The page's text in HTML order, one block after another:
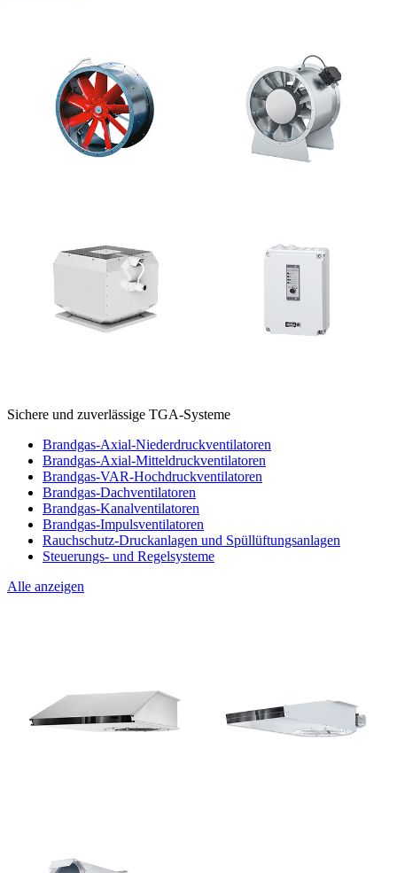
Sichere und zuverlässige TGA-Systeme
Brandgas-Axial-Niederdruckventilatoren
Brandgas-Axial-Mitteldruckventilatoren
Brandgas-VAR-Hochdruckventilatoren
Brandgas-Dachventilatoren
Brandgas-Kanalventilatoren
Brandgas-Impulsventilatoren
Rauchschutz-Druckanlagen und Spüllüftungsanlagen
Steuerungs- und Regelsysteme
Alle anzeigen